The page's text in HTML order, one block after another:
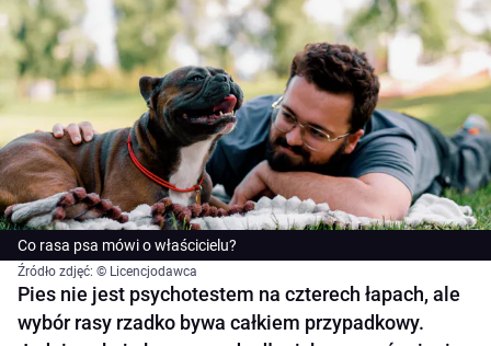
Co rasa psa mówi o właścicielu?
Źródło zdjęć: © Licencjodawca
Pies nie jest psychotestem na czterech łapach, ale
wybór rasy rzadko bywa całkiem przypadkowy.